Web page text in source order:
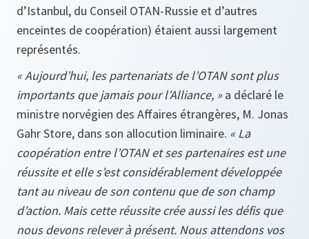
d’Istanbul, du Conseil OTAN-Russie et d’autres
enceintes de coopération) étaient aussi largement
représentés.
« Aujourd’hui, les partenariats de l’OTAN sont plus
importants que jamais pour l’Alliance, » a déclaré le
ministre norvégien des Affaires étrangères, M. Jonas
Gahr Store, dans son allocution liminaire. « La
coopération entre l’OTAN et ses partenaires est une
réussite et elle s’est considérablement développée
tant au niveau de son contenu que de son champ
d’action. Mais cette réussite crée aussi les défis que
nous devons relever à présent. Nous attendons vos